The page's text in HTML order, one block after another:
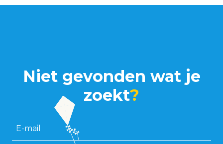
Niet gevonden wat je
zoekt?
E-mail